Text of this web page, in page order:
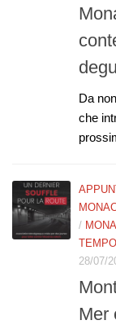
Da
che
/
28/07/
Mer